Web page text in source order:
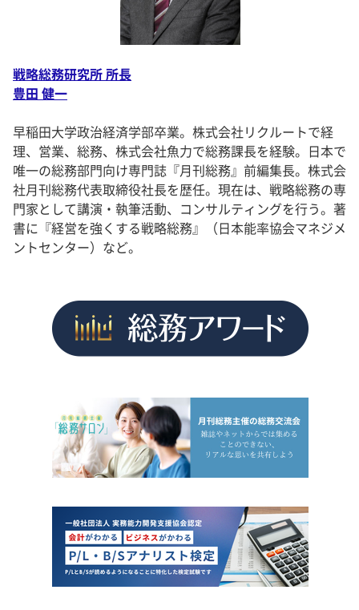
戦略総務研究所 所長
豊田 健一
早稲田大学政治経済学部卒業。株式会社リクルートで経
理、営業、総務、株式会社魚力で総務課長を経験。日本で
唯一の総務部門向け専門誌『月刊総務』前編集長。株式会
社月刊総務代表取締役社長を歴任。現在は、戦略総務の専
門家として講演・執筆活動、コンサルティングを行う。著
書に『経営を強くする戦略総務』（日本能率協会マネジメ
ントセンター）など。